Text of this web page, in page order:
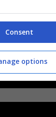
Consent
options